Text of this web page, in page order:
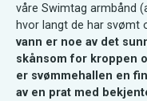
våre Swimtag armbånd
hvor langt de har svømt
vann er noe av det
skånsom for kroppen
er svømmehallen en
av en prat med